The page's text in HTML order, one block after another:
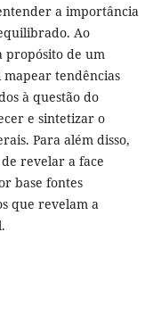
a importância
Ao
propósito de um
tendências
à questão do
e sintetizar o
Para além disso,
revelar a face
base fontes
que revelam a